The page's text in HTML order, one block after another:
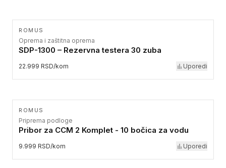
ROMUS
Oprema i zaštitna oprema
SDP-1300 – Rezervna testera 30 zuba
22.999 RSD/kom Uporedi
ROMUS
Priprema podloge
Pribor za CCM 2 Komplet - 10 bočica za vodu
9.999 RSD/kom Uporedi